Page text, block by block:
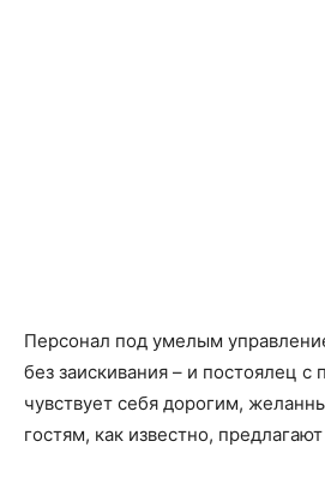
Персонал под умелым
без заискивания – и постоялец с
чувствует себя дорогим,
гостям, как известно,